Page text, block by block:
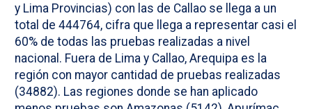
y Lima Provincias) con las de Callao se llega a un
total de 444764, cifra que llega a representar casi el
60% de todas las pruebas realizadas a nivel
nacional. Fuera de Lima y Callao, Arequipa es la
región con mayor cantidad de pruebas realizadas
(34882). Las regiones donde se han aplicado